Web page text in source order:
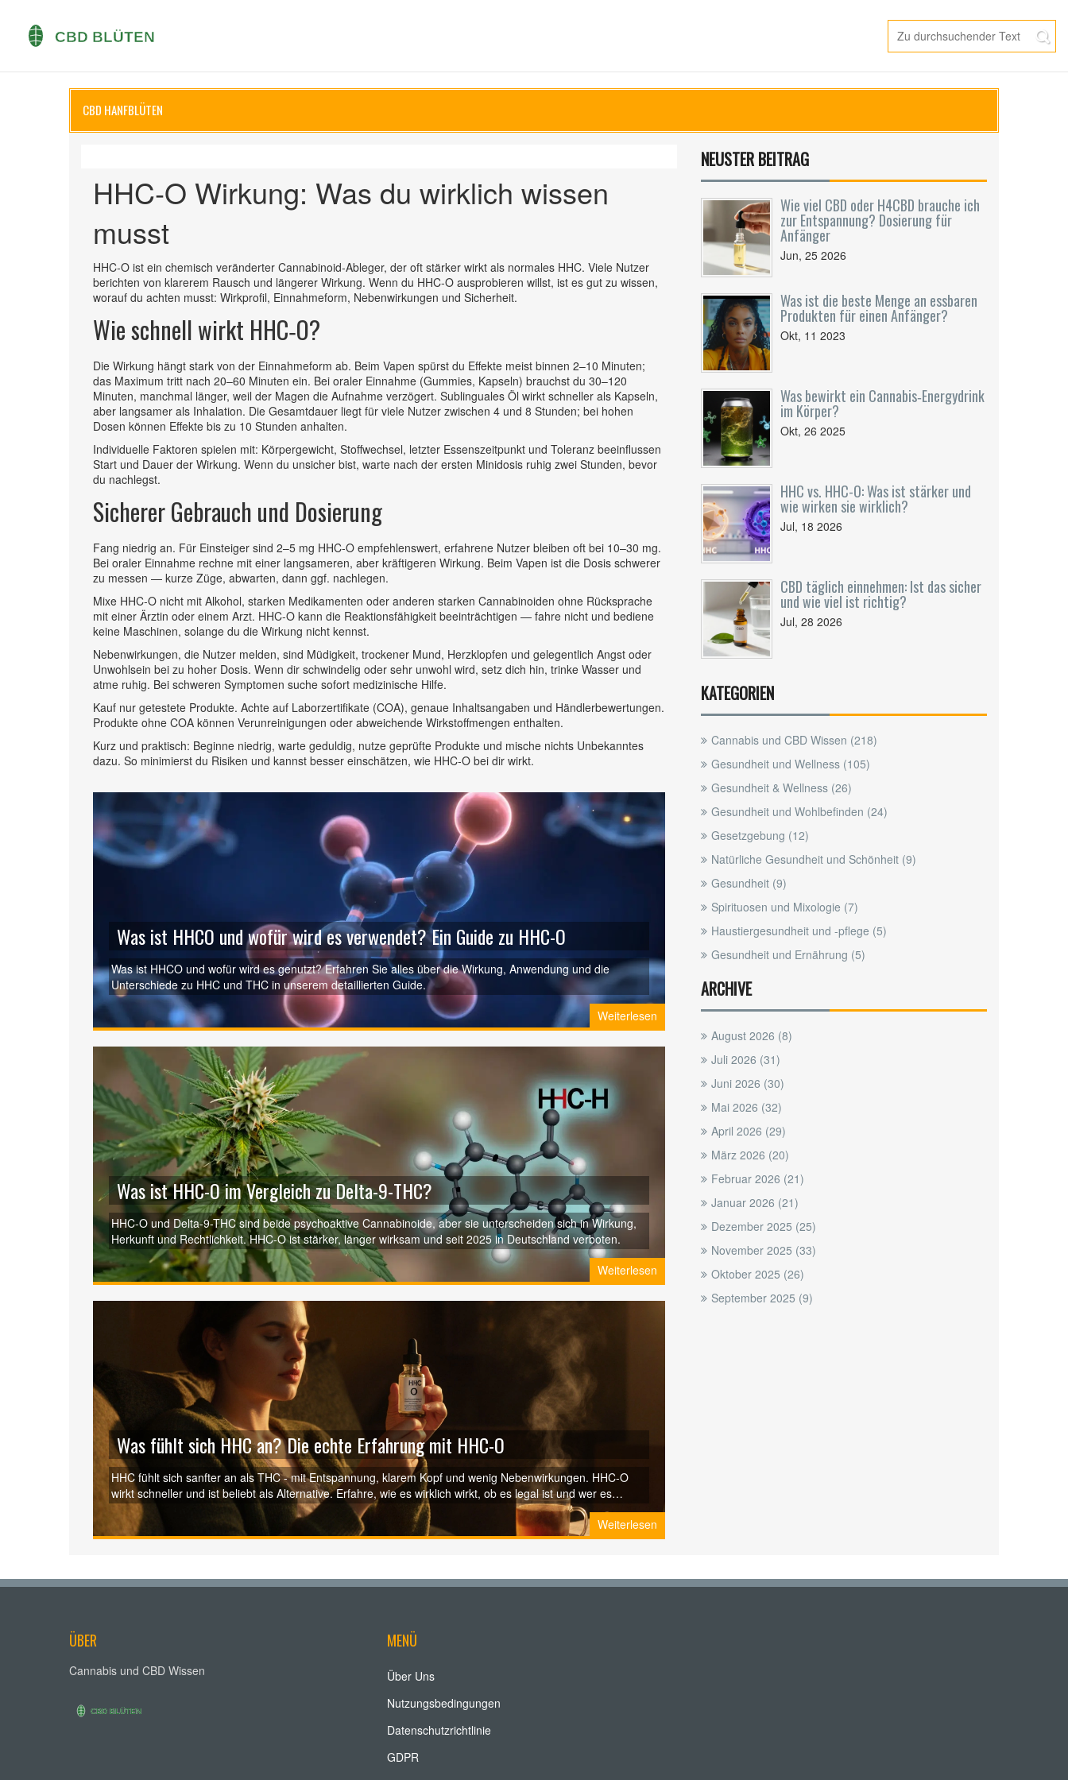
CBD HANFBLÜTEN
HHC‑O Wirkung: Was du wirklich wissen
musst
HHC‑O ist ein chemisch veränderter Cannabinoid‑Ableger, der oft stärker wirkt als normales HHC. Viele Nutzer
berichten von klarerem Rausch und längerer Wirkung. Wenn du HHC‑O ausprobieren willst, ist es gut zu wissen,
worauf du achten musst: Wirkprofil, Einnahmeform, Nebenwirkungen und Sicherheit.
Wie schnell wirkt HHC‑O?
Die Wirkung hängt stark von der Einnahmeform ab. Beim Vapen spürst du Effekte meist binnen 2–10 Minuten;
das Maximum tritt nach 20–60 Minuten ein. Bei oraler Einnahme (Gummies, Kapseln) brauchst du 30–120
Minuten, manchmal länger, weil der Magen die Aufnahme verzögert. Sublinguales Öl wirkt schneller als Kapseln,
aber langsamer als Inhalation. Die Gesamtdauer liegt für viele Nutzer zwischen 4 und 8 Stunden; bei hohen
Dosen können Effekte bis zu 10 Stunden anhalten.
Individuelle Faktoren spielen mit: Körpergewicht, Stoffwechsel, letzter Essenszeitpunkt und Toleranz beeinflussen
Start und Dauer der Wirkung. Wenn du unsicher bist, warte nach der ersten Minidosis ruhig zwei Stunden, bevor
du nachlegst.
Sicherer Gebrauch und Dosierung
Fang niedrig an. Für Einsteiger sind 2–5 mg HHC‑O empfehlenswert, erfahrene Nutzer bleiben oft bei 10–30 mg.
Bei oraler Einnahme rechne mit einer langsameren, aber kräftigeren Wirkung. Beim Vapen ist die Dosis schwerer
zu messen — kurze Züge, abwarten, dann ggf. nachlegen.
Mixe HHC‑O nicht mit Alkohol, starken Medikamenten oder anderen starken Cannabinoiden ohne Rücksprache
mit einer Ärztin oder einem Arzt. HHC‑O kann die Reaktionsfähigkeit beeinträchtigen — fahre nicht und bediene
keine Maschinen, solange du die Wirkung nicht kennst.
Nebenwirkungen, die Nutzer melden, sind Müdigkeit, trockener Mund, Herzklopfen und gelegentlich Angst oder
Unwohlsein bei zu hoher Dosis. Wenn dir schwindelig oder sehr unwohl wird, setz dich hin, trinke Wasser und
atme ruhig. Bei schweren Symptomen suche sofort medizinische Hilfe.
Kauf nur getestete Produkte. Achte auf Laborzertifikate (COA), genaue Inhaltsangaben und Händlerbewertungen.
Produkte ohne COA können Verunreinigungen oder abweichende Wirkstoffmengen enthalten.
Kurz und praktisch: Beginne niedrig, warte geduldig, nutze geprüfte Produkte und mische nichts Unbekanntes
dazu. So minimierst du Risiken und kannst besser einschätzen, wie HHC‑O bei dir wirkt.
Was ist HHCO und wofür wird es verwendet? Ein Guide zu HHC-O
Was ist HHCO und wofür wird es genutzt? Erfahren Sie alles über die Wirkung, Anwendung und die
Unterschiede zu HHC und THC in unserem detaillierten Guide.
Weiterlesen
Was ist HHC-O im Vergleich zu Delta-9-THC?
HHC-O und Delta-9-THC sind beide psychoaktive Cannabinoide, aber sie unterscheiden sich in Wirkung,
Herkunft und Rechtlichkeit. HHC-O ist stärker, länger wirksam und seit 2025 in Deutschland verboten.
Weiterlesen
Was fühlt sich HHC an? Die echte Erfahrung mit HHC-O
HHC fühlt sich sanfter an als THC - mit Entspannung, klarem Kopf und wenig Nebenwirkungen. HHC-O
wirkt schneller und ist beliebt als Alternative. Erfahre, wie es wirklich wirkt, ob es legal ist und wer es
nutzen sollte.
Weiterlesen
NEUSTER BEITRAG
Wie viel CBD oder H4CBD brauche ich
zur Entspannung? Dosierung für
Anfänger
Jun, 25 2026
Was ist die beste Menge an essbaren
Produkten für einen Anfänger?
Okt, 11 2023
Was bewirkt ein Cannabis‑Energydrink
im Körper?
Okt, 26 2025
HHC vs. HHC-O: Was ist stärker und
wie wirken sie wirklich?
Jul, 18 2026
CBD täglich einnehmen: Ist das sicher
und wie viel ist richtig?
Jul, 28 2026
KATEGORIEN
Cannabis und CBD Wissen (218)
Gesundheit und Wellness (105)
Gesundheit & Wellness (26)
Gesundheit und Wohlbefinden (24)
Gesetzgebung (12)
Natürliche Gesundheit und Schönheit (9)
Gesundheit (9)
Spirituosen und Mixologie (7)
Haustiergesundheit und -pflege (5)
Gesundheit und Ernährung (5)
ARCHIVE
August 2026 (8)
Juli 2026 (31)
Juni 2026 (30)
Mai 2026 (32)
April 2026 (29)
März 2026 (20)
Februar 2026 (21)
Januar 2026 (21)
Dezember 2025 (25)
November 2025 (33)
Oktober 2025 (26)
September 2025 (9)
ÜBER
Cannabis und CBD Wissen
MENÜ
Über Uns
Nutzungsbedingungen
Datenschutzrichtlinie
GDPR